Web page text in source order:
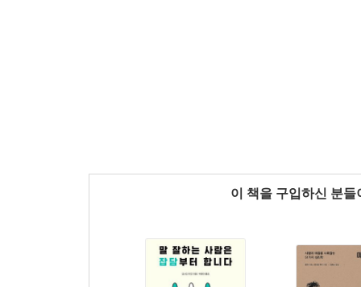
이 책을 구입하신 분